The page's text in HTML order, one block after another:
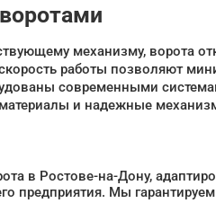
механизму, ворота
работы позволяют
современными
и надежные
в Ростове-на-Дону,
предприятия. Мы